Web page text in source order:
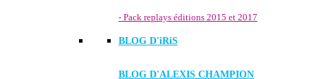
- Pack replays éditions 2015 et 2017
BLOG D'iRiS
BLOG D'ALEXIS CHAMPION